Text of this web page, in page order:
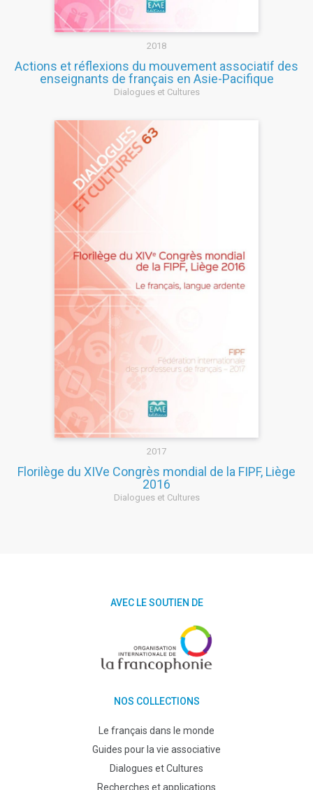
2018
Actions et réflexions du mouvement associatif des
enseignants de français en Asie-Pacifique
Dialogues et Cultures
2017
Florilège du XIVe Congrès mondial de la FIPF, Liège
2016
Dialogues et Cultures
AVEC LE SOUTIEN DE
NOS COLLECTIONS
Le français dans le monde
Guides pour la vie associative
Dialogues et Cultures
Recherches et applications